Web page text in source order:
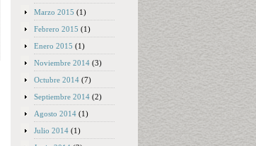
Marzo 2015 (1)
Febrero 2015 (1)
Enero 2015 (1)
Noviembre 2014 (3)
Octubre 2014 (7)
Septiembre 2014 (2)
Agosto 2014 (1)
Julio 2014 (1)